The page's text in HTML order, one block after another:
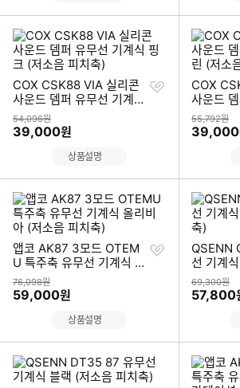
COX CSK88 VIA 실리콘
사운드 뎀퍼 유무선 기계식
핑크 (저소음 피치축)
상품금액
54,096원
할인금액
39,000원
찜
상품설명
COX
사운드
그린 (저
상품금액
55,792원
할인금액
39,000
앱코 AK87 3모드 OTEM
U 특주축 유무선 기계식 올
리비아 (저소음 피치축)
상품금액
76,098원
할인금액
59,000원
찜
상품설명
QSENN
선 기계
피치축)
상품금액
69,300원
할인금액
57,800